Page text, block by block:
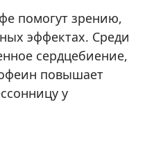
помогут зрению,
эффектах. Среди
сердцебиение,
повышает
у